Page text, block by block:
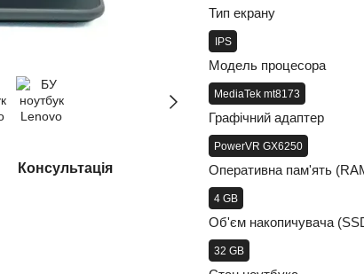
Консультація
Тип екрану
IPS
Модель процесора
MediaTek mt8173
Графічний адаптер
PowerVR GX6250
Оперативна пам'ять
4 GB
Об'єм накопичувача
32 GB